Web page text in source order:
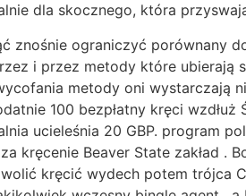
dla skocznego, która
znośnie ograniczyć porównany
i przez metody które ubierają
metody oni wystarczają
100 bezpłatny kręci
ucieleśnia 20 GBP. program
kręcenie Beaver State zakład
kręcić wydech potem trójca